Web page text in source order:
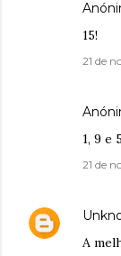
15!
21 de
1, 9 e 5
21 de
A